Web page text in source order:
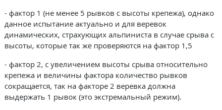
- фактор 1 (не менее 5 рывков с высоты крепежа), однако
данное испытание актуально и для веревок
динамических, страхующих альпиниста в случае срыва с
высоты, которые так же проверяются на фактор 1,5
- фактор 2, с увеличением высоты срыва относительно
крепежа и величины фактора количество рывков
сокращается, так на факторе 2 веревка должна
выдержать 1 рывок (это экстремальный режим).